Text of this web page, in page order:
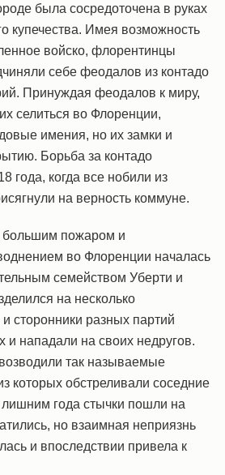
была сосредоточена в руках
купечества. Имея возможность
войско, флорентинцы
себе феодалов из контадо
Принуждая феодалов к миру,
селиться во Флоренции,
имения, но их замки и
Борьба за контадо
года, когда все нобили из
на верность коммуне.
большим пожаром и
во Флоренции началась
семейством Уберти и
на несколько
сторонники разных партий
и нападали на своих недругов.
так называемые
которых обстреливали соседние
года стычки пошли на
но взаимная неприязнь
и впоследствии привела к